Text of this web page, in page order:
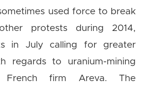
used force to break
protests during 2014,
in July calling for greater
regards to uranium-mining
French firm Areva. The